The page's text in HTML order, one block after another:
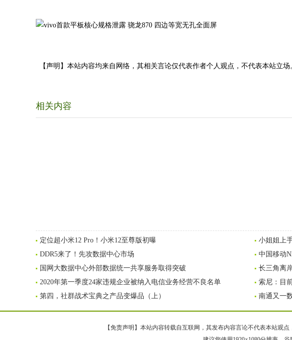
【声明】本站内容均来自网络，其相关言论仅代表作者个人观点，不代表本站立
相关内容
定位超小米12 Pro！小米12至尊版初曝
小姐姐上
DDR5来了！先攻数据中心市场
中国移动
国网大数据中心外部数据统一共享服务取得突破
长三角离
2020年第一季度24家违规企业被纳入电信业务经营不良名单
索尼：目
第四，社群战术宝典之产品变爆品（上）
南通又一
【免责声明】本站内容转载自互联网，其发布内容言论不代表本站观